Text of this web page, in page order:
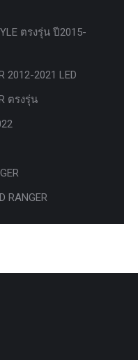
ตรงรุ่น ปี2015-
2012-2021 LED
ตรงรุ่น
RANGER